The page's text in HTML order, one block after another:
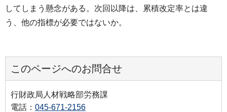
してしまう懸念がある。次回以降は、累積改定率とは違
う、他の指標が必要ではないか。
このページへのお問合せ
行財政局人材戦略部労務課
電話： 045-671-2156